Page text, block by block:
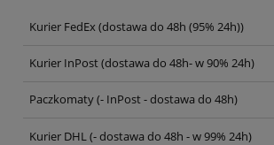
Kurier FedEx(dostawa do 48h (95% 24h))
Kurier InPost(dostawa do 48h- w 90% 24h)
Paczkomaty(- InPost - dostawa do 48h)
Kurier DHL(- dostawa do 48h - w 99% 24h)